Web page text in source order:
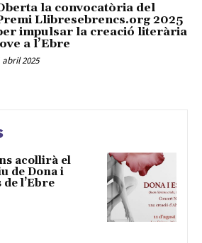
la convocatòria del
Llibresebrencs.org 2025
impulsar la creació literària
a l’Ebre
abril 2025
acollirà el
de Dona i
l’Ebre